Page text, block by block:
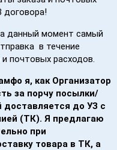
договора!
данный момент самый
в течение
почтовых расходов.
я, как Организатор
за порчу посылки/
доставляется до УЗ с
(ТК). Я предлагаю
при
товара в ТК, а